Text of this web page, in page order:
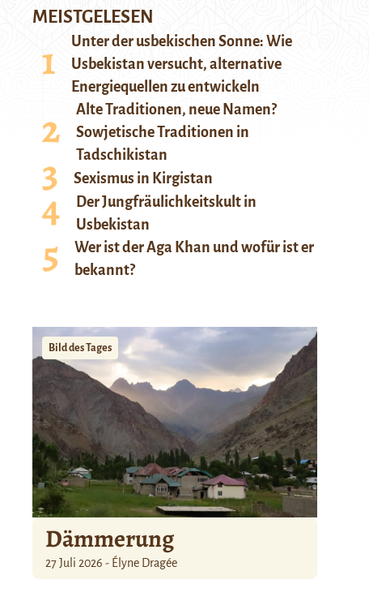
MEISTGELESEN
Unter der usbekischen Sonne: Wie
Usbekistan versucht, alternative
Energiequellen zu entwickeln
Alte Traditionen, neue Namen?
Sowjetische Traditionen in
Tadschikistan
Sexismus in Kirgistan
Der Jungfräulichkeitskult in
Usbekistan
Wer ist der Aga Khan und wofür ist er
bekannt?
Bild des Tages
Dämmerung
27 Juli 2026 - Élyne Dragée